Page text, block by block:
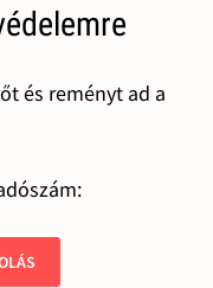
és reményt ad a